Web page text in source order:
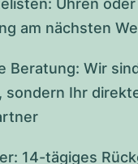
Uhren
am nächsten
Beratung: Wir
sondern Ihr
14-tägiges